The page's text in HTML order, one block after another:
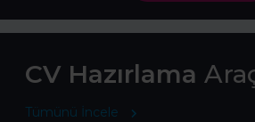
CV Hazırlama
Tümünü İncele